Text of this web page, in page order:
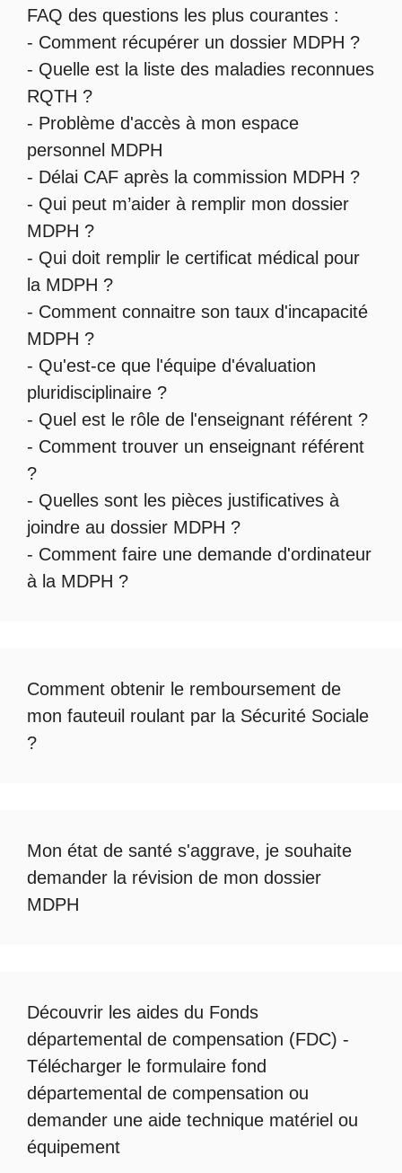
FAQ des questions les plus courantes :
- Comment récupérer un dossier MDPH ?
- Quelle est la liste des maladies reconnues
RQTH ?
- Problème d'accès à mon espace
personnel MDPH
- Délai CAF après la commission MDPH ?
- Qui peut m’aider à remplir mon dossier
MDPH ?
- Qui doit remplir le certificat médical pour
la MDPH ?
- Comment connaitre son taux d'incapacité
MDPH ?
- Qu'est-ce que l'équipe d'évaluation
pluridisciplinaire ?
- Quel est le rôle de l'enseignant référent ?
- Comment trouver un enseignant référent
?
- Quelles sont les pièces justificatives à
joindre au dossier MDPH ?
- Comment faire une demande d'ordinateur
à la MDPH ?
Comment obtenir le remboursement de
mon fauteuil roulant par la Sécurité Sociale
?
Mon état de santé s'aggrave, je souhaite
demander la révision de mon dossier
MDPH
Découvrir les aides du Fonds
départemental de compensation (FDC) -
Télécharger le formulaire fond
départemental de compensation ou
demander une aide technique matériel ou
équipement